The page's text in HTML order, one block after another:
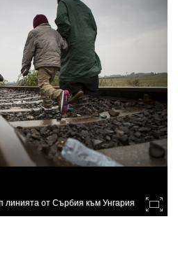
линията от Сърбия към Унгария